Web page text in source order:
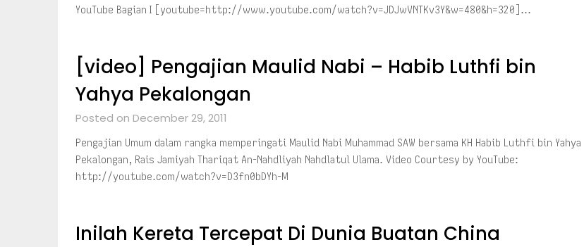
YouTube Bagian I [youtube=http://www.youtube.com/watch?v=JDJwVNTKv3Y&w=480&h=320]…
[video] Pengajian Maulid Nabi – Habib Luthfi bin
Yahya Pekalongan
Posted on December 29, 2011
Pengajian Umum dalam rangka memperingati Maulid Nabi Muhammad SAW bersama KH Habib Luthfi bin Yahya
Pekalongan, Rais Jamiyah Thariqat An-Nahdliyah Nahdlatul Ulama. Video Courtesy by YouTube:
http://youtube.com/watch?v=D3fn0bDYh-M
Inilah Kereta Tercepat Di Dunia Buatan China